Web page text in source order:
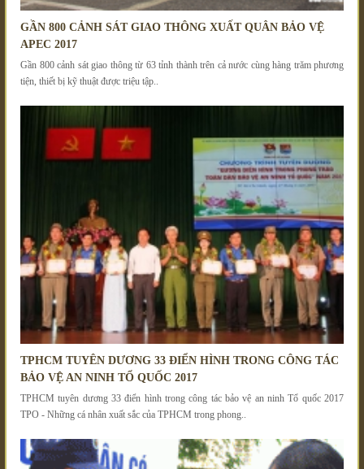
GẦN 800 CẢNH SÁT GIAO THÔNG XUẤT QUÂN BẢO VỆ
APEC 2017
Gần 800 cảnh sát giao thông từ 63 tỉnh thành trên cả nước cùng hàng trăm phương
tiện, thiết bị kỹ thuật được triệu tập..
TPHCM TUYÊN DƯƠNG 33 ĐIỂN HÌNH TRONG CÔNG TÁC
BẢO VỆ AN NINH TỔ QUỐC 2017
TPHCM tuyên dương 33 điển hình trong công tác bảo vệ an ninh Tổ quốc 2017
TPO - Những cá nhân xuất sắc của TPHCM trong phong..